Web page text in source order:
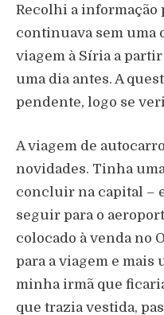
Recolhi a informação
continuava sem uma
viagem à Síria a
uma dia antes. A
pendente, logo se
A viagem de
novidades. Tinha
concluir na capital –
seguir para o
colocado à venda no
para a viagem e mais
minha irmã que
que trazia vestida,